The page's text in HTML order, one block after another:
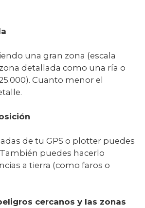
una gran zona (escala
zona detallada como una ría o
Cuanto menor el
de tu GPS o plotter puedes
puedes hacerlo
a tierra (como faros o
cercanos y las zonas